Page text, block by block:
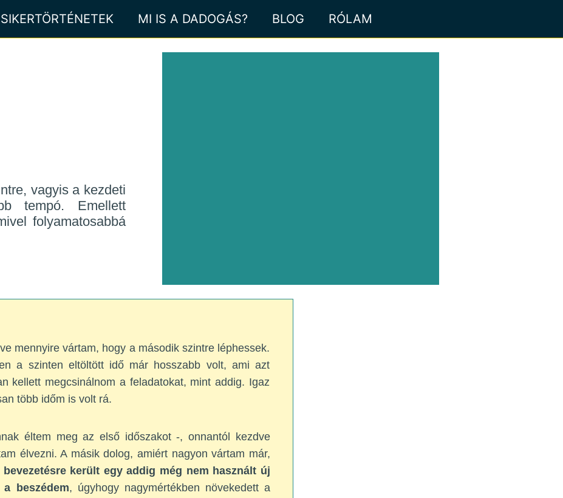
SIKERTÖRTÉNETEK MI IS A DADOGÁS? BLOG RÓLAM
vagyis a kezdeti
tempó. Emellett
folyamatosabbá
mennyire vártam, hogy a második szintre léphessek.
a szinten eltöltött idő már hosszabb volt, ami azt
kellett megcsinálnom a feladatokat, mint addig. Igaz
több időm is volt rá.
éltem meg az első időszakot -, onnantól kezdve
élvezni. A másik dolog, amiért nagyon vártam már,
került egy addig még nem használt új
beszédem, úgyhogy nagymértékben növekedett a